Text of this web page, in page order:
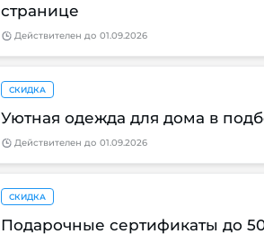
странице
Действителен до 01.09.2026
СКИДКА
Уютная одежда для дома в
Действителен до 01.09.2026
СКИДКА
Подарочные сертификаты до